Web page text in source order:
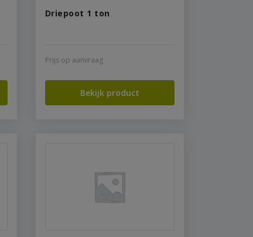
Driepoot 1 ton
Prijs op aanvraag
Bekijk product